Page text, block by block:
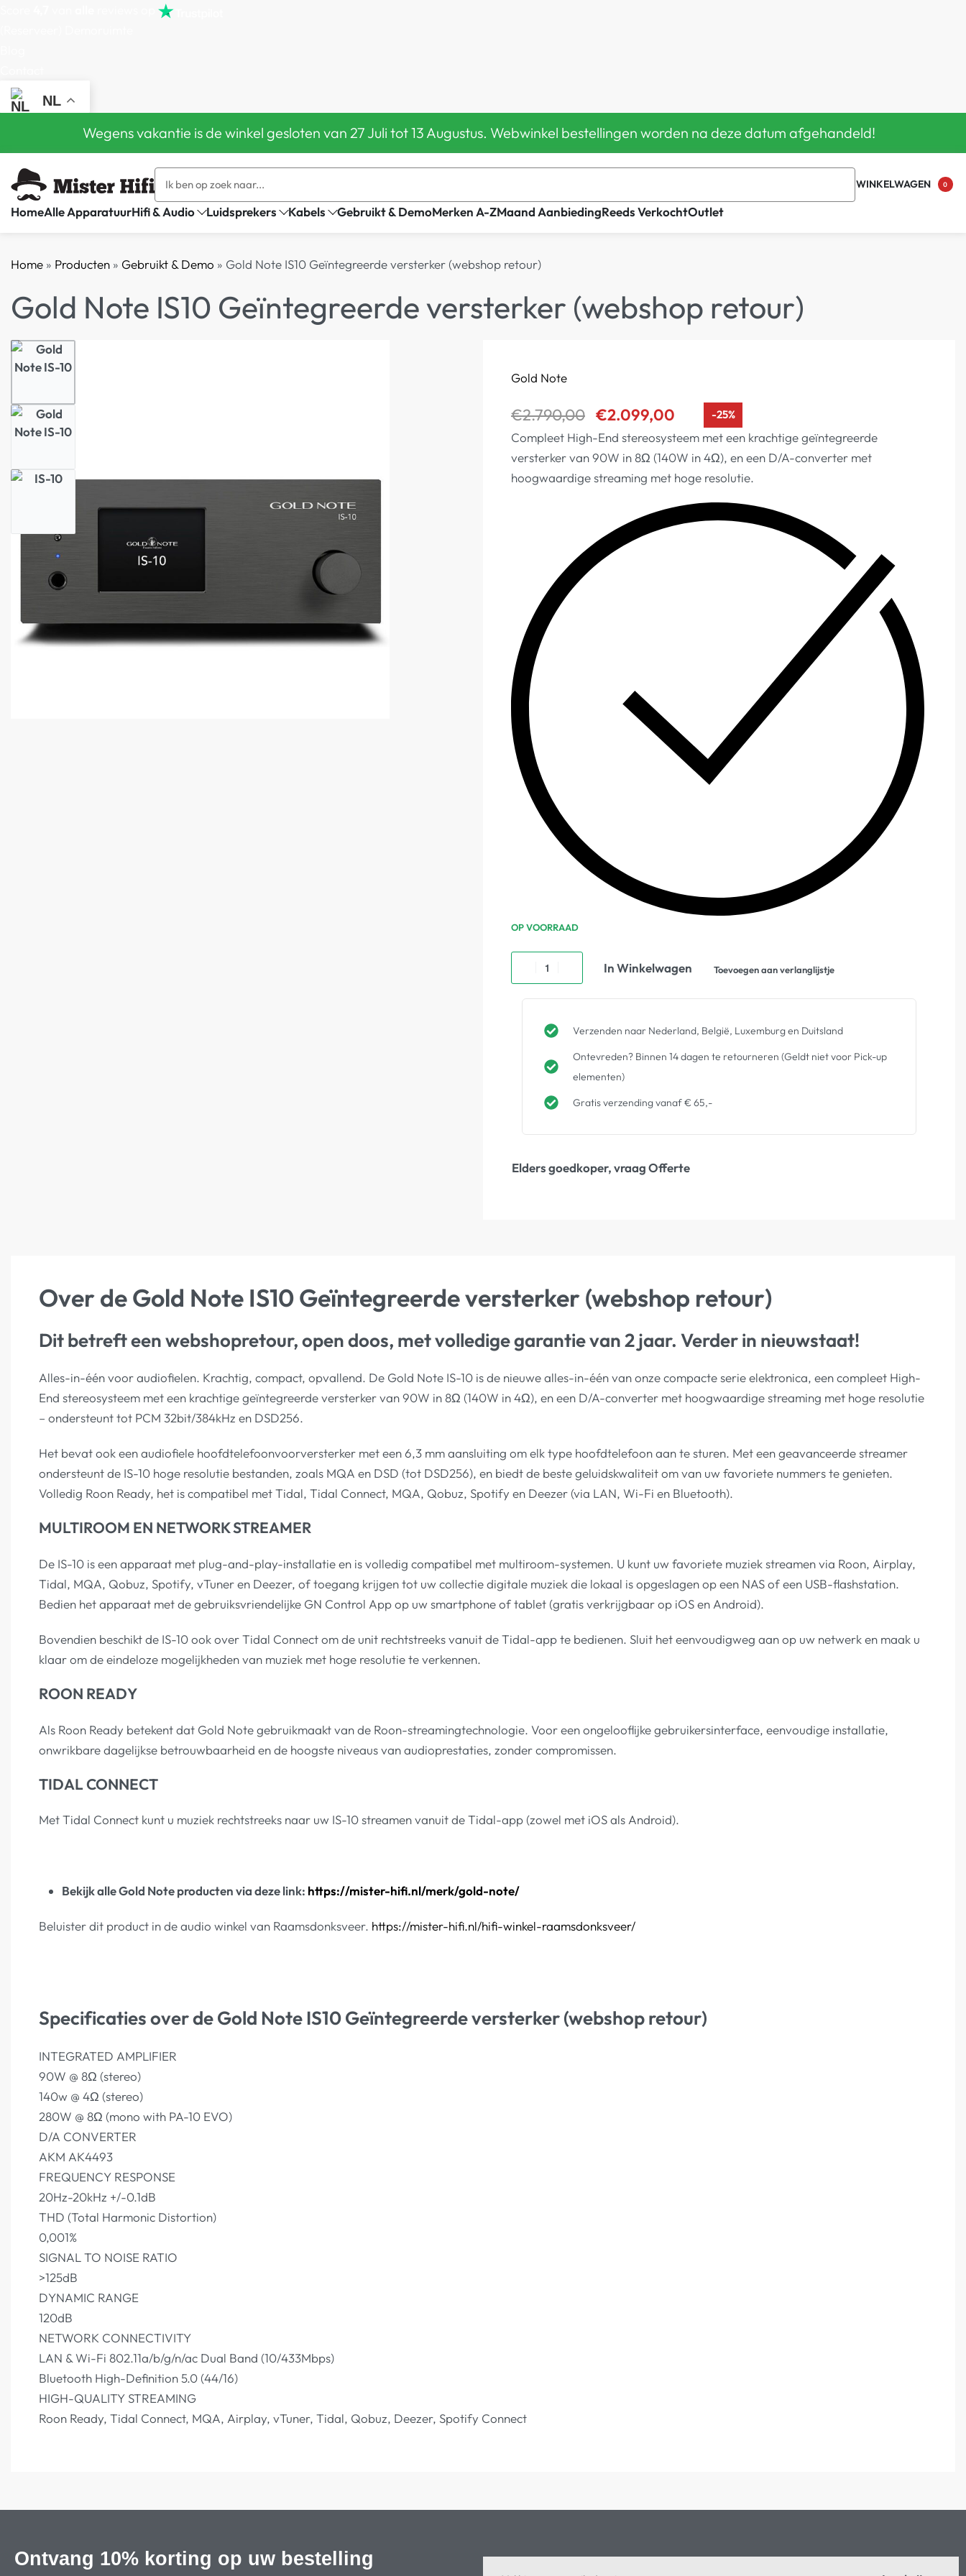
NL
Wegens vakantie is de winkel gesloten van 27 Juli tot 13 Augustus. Webwinkel bestellingen worden na deze datum afgehandeld!
WINKELWAGEN 0
HomeAlle ApparatuurHifi & Audio Luidsprekers Kabels Gebruikt & DemoMerken A-ZMaand AanbiedingReeds VerkochtOutlet
Home » Producten » Gebruikt & Demo » Gold Note IS10 Geïntegreerde versterker (webshop retour)
Gold Note IS10 Geïntegreerde versterker (webshop retour)
Gold Note
€2.790,00 €2.099,00 -25%
Compleet High-End stereosysteem met een krachtige geïntegreerde
versterker van 90W in 8Ω (140W in 4Ω), en een D/A-converter met
hoogwaardige streaming met hoge resolutie.
OP VOORRAAD
In Winkelwagen Toevoegen aan verlanglijstje
Verzenden naar Nederland, België, Luxemburg en Duitsland
Ontevreden? Binnen 14 dagen te retourneren (Geldt niet voor Pick-up
elementen)
Gratis verzending vanaf € 65,-
Elders goedkoper, vraag Offerte
Over de Gold Note IS10 Geïntegreerde versterker (webshop retour)
Dit betreft een webshopretour, open doos, met volledige garantie van 2 jaar. Verder in nieuwstaat!
Alles-in-één voor audiofielen. Krachtig, compact, opvallend. De Gold Note IS-10 is de nieuwe alles-in-één van onze compacte serie elektronica, een compleet High-
End stereosysteem met een krachtige geïntegreerde versterker van 90W in 8Ω (140W in 4Ω), en een D/A-converter met hoogwaardige streaming met hoge resolutie
– ondersteunt tot PCM 32bit/384kHz en DSD256.
Het bevat ook een audiofiele hoofdtelefoonvoorversterker met een 6,3 mm aansluiting om elk type hoofdtelefoon aan te sturen. Met een geavanceerde streamer
ondersteunt de IS-10 hoge resolutie bestanden, zoals MQA en DSD (tot DSD256), en biedt de beste geluidskwaliteit om van uw favoriete nummers te genieten.
Volledig Roon Ready, het is compatibel met Tidal, Tidal Connect, MQA, Qobuz, Spotify en Deezer (via LAN, Wi-Fi en Bluetooth).
MULTIROOM EN NETWORK STREAMER
De IS-10 is een apparaat met plug-and-play-installatie en is volledig compatibel met multiroom-systemen. U kunt uw favoriete muziek streamen via Roon, Airplay,
Tidal, MQA, Qobuz, Spotify, vTuner en Deezer, of toegang krijgen tot uw collectie digitale muziek die lokaal is opgeslagen op een NAS of een USB-flashstation.
Bedien het apparaat met de gebruiksvriendelijke GN Control App op uw smartphone of tablet (gratis verkrijgbaar op iOS en Android).
Bovendien beschikt de IS-10 ook over Tidal Connect om de unit rechtstreeks vanuit de Tidal-app te bedienen. Sluit het eenvoudigweg aan op uw netwerk en maak u
klaar om de eindeloze mogelijkheden van muziek met hoge resolutie te verkennen.
ROON READY
Als Roon Ready betekent dat Gold Note gebruikmaakt van de Roon-streamingtechnologie. Voor een ongelooflijke gebruikersinterface, eenvoudige installatie,
onwrikbare dagelijkse betrouwbaarheid en de hoogste niveaus van audioprestaties, zonder compromissen.
TIDAL CONNECT
Met Tidal Connect kunt u muziek rechtstreeks naar uw IS-10 streamen vanuit de Tidal-app (zowel met iOS als Android).
Bekijk alle Gold Note producten via deze link: https://mister-hifi.nl/merk/gold-note/
Beluister dit product in de audio winkel van Raamsdonksveer. https://mister-hifi.nl/hifi-winkel-raamsdonksveer/
Specificaties over de Gold Note IS10 Geïntegreerde versterker (webshop retour)
INTEGRATED AMPLIFIER
90W @ 8Ω (stereo)
140w @ 4Ω (stereo)
280W @ 8Ω (mono with PA-10 EVO)
D/A CONVERTER
AKM AK4493
FREQUENCY RESPONSE
20Hz-20kHz +/-0.1dB
THD (Total Harmonic Distortion)
0,001%
SIGNAL TO NOISE RATIO
>125dB
DYNAMIC RANGE
120dB
NETWORK CONNECTIVITY
LAN & Wi-Fi 802.11a/b/g/n/ac Dual Band (10/433Mbps)
Bluetooth High-Definition 5.0 (44/16)
HIGH-QUALITY STREAMING
Roon Ready, Tidal Connect, MQA, Airplay, vTuner, Tidal, Qobuz, Deezer, Spotify Connect
Ontvang 10% korting op uw bestelling